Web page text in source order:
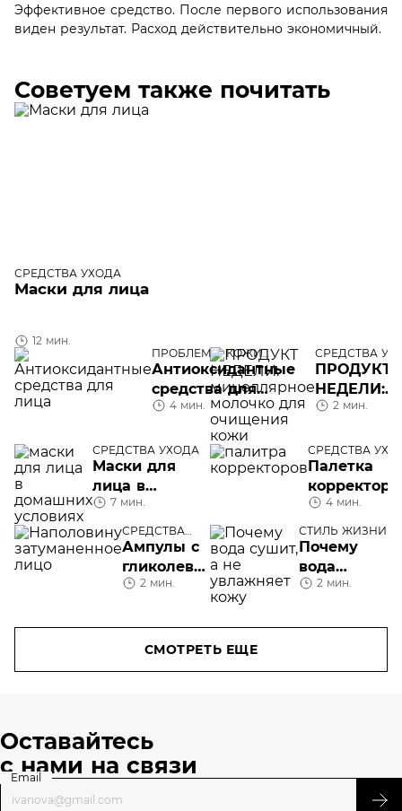
Эффективное средство. После первого использования
виден результат. Расход действительно экономичный.
Советуем также почитать
СРЕДСТВА УХОДА
Маски для лица
12 мин.
ПРОБЛЕМЫ КОЖИ
ЛИЦА
Антиоксидантные
средства для
лица
4 мин.
СРЕДСТВА
ПРОДУКТ
НЕДЕЛИ:
очищения
кожи
2 мин.
СРЕДСТВА УХОДА
Маски для
лица в
домашних
условиях:
лучшие
рецепты или
эффективные
средства
7 мин.
СРЕДСТВА
Палетка
для лица:
как
4 мин.
СРЕДСТВА
УХОДА
Ампулы c
гликолевой
кислотой
Лазер: как
сделать
2 мин.
СТИЛЬ ЖИЗНИ
Почему
вода
сушит, а
увлажняет
2 мин.
СМОТРЕТЬ ЕЩЕ
Оставайтесь
с нами на связи
Email